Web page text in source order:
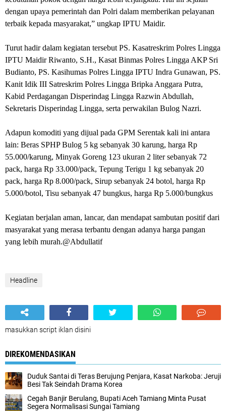
dengan upaya pemerintah dan Polri dalam memberikan pelayanan
terbaik kepada masyarakat,” ungkap IPTU Maidir.
Turut hadir dalam kegiatan tersebut PS. Kasatreskrim Polres Lingga
IPTU Maidir Riwanto, S.H., Kasat Binmas Polres Lingga AKP Sri
Budianto, PS. Kasihumas Polres Lingga IPTU Indra Gunawan, PS.
Kanit Idik III Satreskrim Polres Lingga Bripka Anggara Putra,
Kabid Perdagangan Disperindag Lingga Razwin Abdullah,
Sekretaris Disperindag Lingga, serta perwakilan Bulog Nazri.
Adapun komoditi yang dijual pada GPM Serentak kali ini antara
lain: Beras SPHP Bulog 5 kg sebanyak 30 karung, harga Rp
55.000/karung, Minyak Goreng 123 ukuran 2 liter sebanyak 72
pack, harga Rp 33.000/pack, Tepung Terigu 1 kg sebanyak 20
pack, harga Rp 8.000/pack, Sirup sebanyak 24 botol, harga Rp
5.000/botol, Tisu sebanyak 47 bungkus, harga Rp 5.000/bungkus
Kegiatan berjalan aman, lancar, dan mendapat sambutan positif dari
masyarakat yang merasa terbantu dengan adanya harga pangan
yang lebih murah.@Abdullatif
Headline
masukkan script iklan disini
DIREKOMENDASIKAN
Duduk Santai di Teras Berujung Penjara, Kasat Narkoba: Jeruji
Besi Tak Seindah Drama Korea
Cegah Banjir Berulang, Bupati Aceh Tamiang Minta Pusat
Segera Normalisasi Sungai Tamiang